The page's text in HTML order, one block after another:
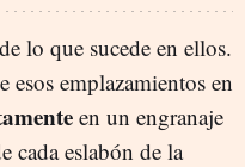
lo que sucede en ellos.
esos emplazamientos en
en un engranaje
cada eslabón de la